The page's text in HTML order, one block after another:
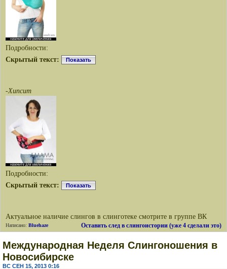
Подробности:
Скрытый текст:
Показать
-Хипсит
Подробности:
Скрытый текст:
Показать
Актуальное наличие слингов в слинготеке смотрите в группе ВК
Оставить след в слингоистории (уже 4 сделали это)
Написано: Bluehaze
Международная Неделя Слингоношения в
Новосибирске
ВС СЕН 15, 2013 0:16